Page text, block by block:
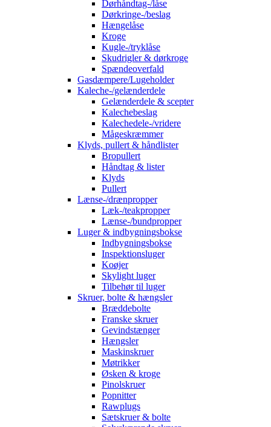
Dørhåndtag-/låse
Dørkringe-/beslag
Hængelåse
Kroge
Kugle-/tryklåse
Skudrigler & dørkroge
Spændeoverfald
Gasdæmpere/Lugeholder
Kaleche-/gelænderdele
Gelænderdele & scepter
Kalechebeslag
Kalechedele-/vridere
Mågeskræmmer
Klyds, pullert & håndlister
Bropullert
Håndtag & lister
Klyds
Pullert
Lænse-/drænpropper
Læk-/teakpropper
Lænse-/bundpropper
Luger & indbygningsbokse
Indbygningsbokse
Inspektionsluger
Koøjer
Skylight luger
Tilbehør til luger
Skruer, bolte & hængsler
Bræddebolte
Franske skruer
Gevindstænger
Hængsler
Maskinskruer
Møtrikker
Øsken & kroge
Pinolskruer
Popnitter
Rawplugs
Sætskruer & bolte